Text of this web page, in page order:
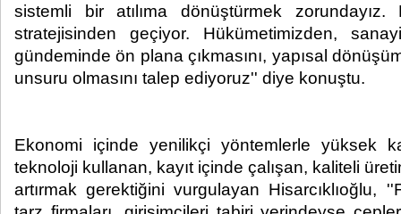
sistemli bir atılıma dönüştürmek
stratejisinden geçiyor. Hükümetimizden,
gündeminde ön plana çıkmasını, yapısal
unsuru olmasını talep ediyoruz'' diye konuştu.
Ekonomi içinde yenilikçi yöntemlerle yüksek
teknoloji kullanan, kayıt içinde çalışan, kaliteli
artırmak gerektiğini vurgulayan Hisarcıklıoğlu,